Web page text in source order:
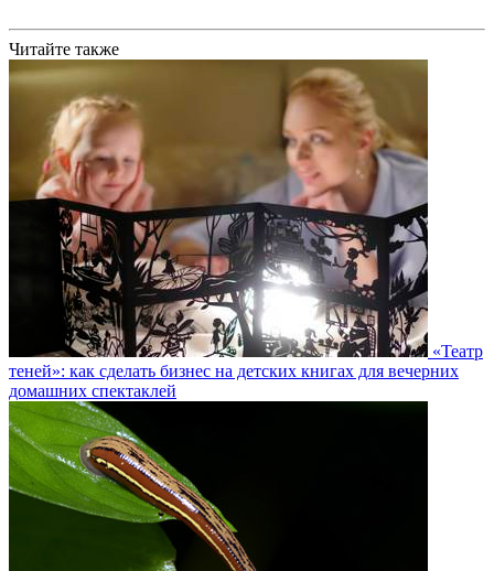
Читайте также
«Театр
теней»: как сделать бизнес на детских книгах для вечерних
домашних спектаклей